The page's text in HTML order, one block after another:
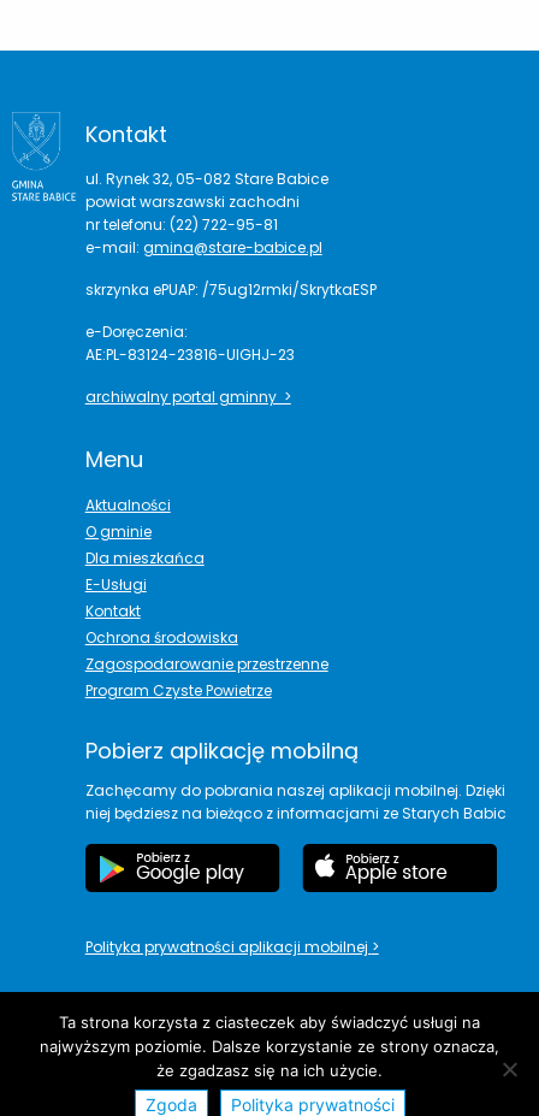
Kontakt
ul. Rynek 32, 05-082 Stare Babice
powiat warszawski zachodni
nr telefonu: (22) 722-95-81
e-mail: gmina@stare-babice.pl
skrzynka ePUAP: /75ug12rmki/SkrytkaESP
e-Doręczenia:
AE:PL-83124-23816-UIGHJ-23
archiwalny portal gminny >
Menu
Aktualności
O gminie
Dla mieszkańca
E-Usługi
Kontakt
Ochrona środowiska
Zagospodarowanie przestrzenne
Program Czyste Powietrze
Pobierz aplikację mobilną
Zachęcamy do pobrania naszej aplikacji mobilnej. Dzięki
niej będziesz na bieżąco z informacjami ze Starych Babic
Polityka prywatności aplikacji mobilnej >
copyright© Urząd Gminy Stare Babice
Ta strona korzysta z ciasteczek aby świadczyć usługi na
najwyższym poziomie. Dalsze korzystanie ze strony oznacza,
że zgadzasz się na ich użycie.
Zgoda Polityka prywatności